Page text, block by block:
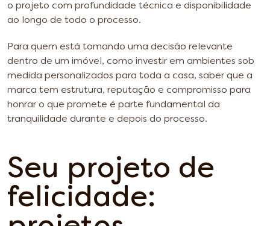
o projeto com profundidade técnica e disponibilidade
ao longo de todo o processo.
Para quem está tomando uma decisão relevante
dentro de um imóvel, como investir em ambientes sob
medida personalizados para toda a casa, saber que a
marca tem estrutura, reputação e compromisso para
honrar o que promete é parte fundamental da
tranquilidade durante e depois do processo.
Seu projeto de
felicidade: